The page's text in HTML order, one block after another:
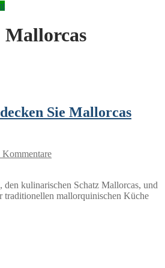
Mallorcas
Sie Mallorcas
Kommentare
den kulinarischen Schatz Mallorcas, und
traditionellen mallorquinischen Küche